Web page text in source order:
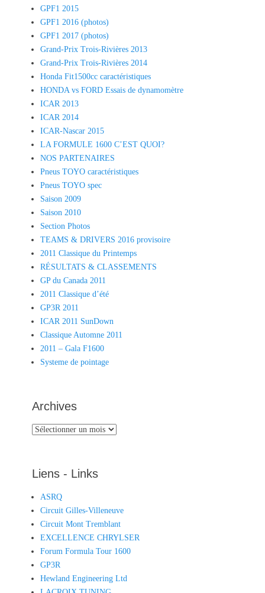
GPF1 2015
GPF1 2016 (photos)
GPF1 2017 (photos)
Grand-Prix Trois-Rivières 2013
Grand-Prix Trois-Rivières 2014
Honda Fit1500cc caractéristiques
HONDA vs FORD Essais de dynamomètre
ICAR 2013
ICAR 2014
ICAR-Nascar 2015
LA FORMULE 1600 C’EST QUOI?
NOS PARTENAIRES
Pneus TOYO caractéristiques
Pneus TOYO spec
Saison 2009
Saison 2010
Section Photos
TEAMS & DRIVERS 2016 provisoire
2011 Classique du Printemps
RÉSULTATS & CLASSEMENTS
GP du Canada 2011
2011 Classique d’été
GP3R 2011
ICAR 2011 SunDown
Classique Automne 2011
2011 – Gala F1600
Systeme de pointage
Archives
Archives
Liens - Links
ASRQ
Circuit Gilles-Villeneuve
Circuit Mont Tremblant
EXCELLENCE CHRYLSER
Forum Formula Tour 1600
GP3R
Hewland Engineering Ltd